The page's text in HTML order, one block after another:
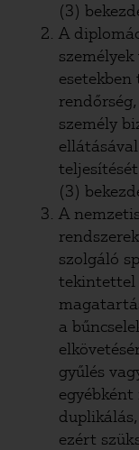
(3)
A
személy
(3)
A
szolgáló
tekintettel
a
gyűlés
ezért